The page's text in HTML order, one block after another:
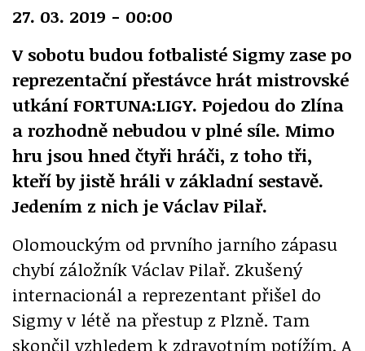
27. 03. 2019 - 00:00
V sobotu budou fotbalisté Sigmy zase po
reprezentační přestávce hrát mistrovské
utkání FORTUNA:LIGY. Pojedou do Zlína
a rozhodně nebudou v plné síle. Mimo
hru jsou hned čtyři hráči, z toho tři,
kteří by jistě hráli v základní sestavě.
Jedením z nich je Václav Pilař.
Olomouckým od prvního jarního zápasu
chybí záložník Václav Pilař. Zkušený
internacionál a reprezentant přišel do
Sigmy v létě na přestup z Plzně. Tam
skončil vzhledem k zdravotním potížím. A